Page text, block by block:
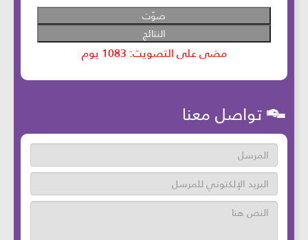
تواصل معنا